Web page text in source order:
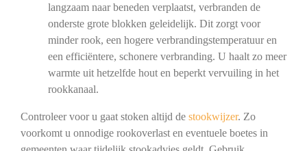
langzaam naar beneden verplaatst, verbranden de
onderste grote blokken geleidelijk. Dit zorgt voor
minder rook, een hogere verbrandingstemperatuur en
een efficiëntere, schonere verbranding. U haalt zo meer
warmte uit hetzelfde hout en beperkt vervuiling in het
rookkanaal.
Controleer voor u gaat stoken altijd de stookwijzer. Zo
voorkomt u onnodige rookoverlast en eventuele boetes in